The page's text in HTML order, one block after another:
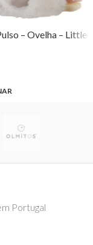
– Ovelha – Little
Portugal